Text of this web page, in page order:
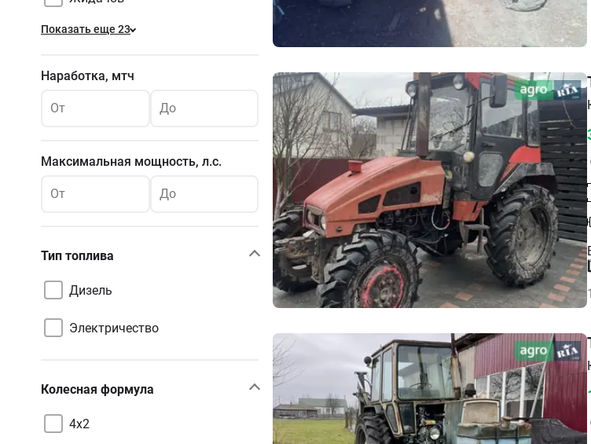
Показать еще 23
Наработка, мтч
От До
Максимальная мощность, л.с.
От До
Тип топлива
Дизель
Электричество
Колесная формула
4х2